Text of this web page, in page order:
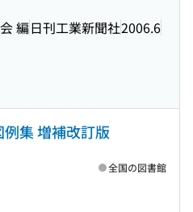
編日刊工業新聞社2006.6
集 増補改訂版
全国の図書館